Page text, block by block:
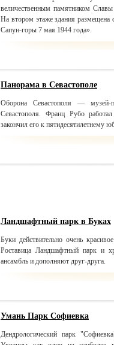
величественным памятником Славы
На втором этаже здания
Сапун-горы 7 мая 1944 года».
Панорама в Севастополе
Оборона Севастополя — музей-
Севастополя. Франц Рубо
закончил его к пятидесятилетнему
Ландшафтный парк в Буках
Буки действительно очень
Роставица Ландшафтный парк и
ансамбль и дополняют друг-друга.
Умань Парк Софиевка
Дендрологический парк